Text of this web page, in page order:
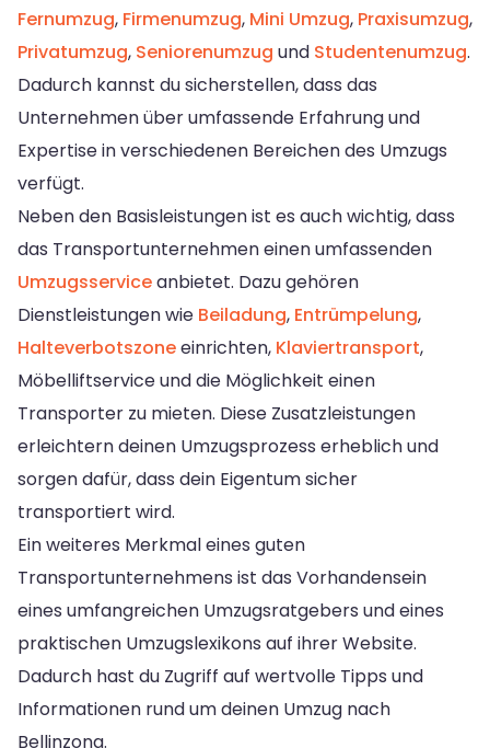
Fernumzug, Firmenumzug, Mini Umzug, Praxisumzug,
Privatumzug, Seniorenumzug und Studentenumzug.
Dadurch kannst du sicherstellen, dass das
Unternehmen über umfassende Erfahrung und
Expertise in verschiedenen Bereichen des Umzugs
verfügt.
Neben den Basisleistungen ist es auch wichtig, dass
das Transportunternehmen einen umfassenden
Umzugsserviceanbietet. Dazu gehören
Dienstleistungen wie Beiladung, Entrümpelung,
Halteverbotszoneeinrichten, Klaviertransport,
Möbelliftservice und die Möglichkeit einen
Transporter zu mieten. Diese Zusatzleistungen
erleichtern deinen Umzugsprozess erheblich und
sorgen dafür, dass dein Eigentum sicher
transportiert wird.
Ein weiteres Merkmal eines guten
Transportunternehmens ist das Vorhandensein
eines umfangreichen Umzugsratgebers und eines
praktischen Umzugslexikons auf ihrer Website.
Dadurch hast du Zugriff auf wertvolle Tipps und
Informationen rund um deinen Umzug nach
Bellinzona.